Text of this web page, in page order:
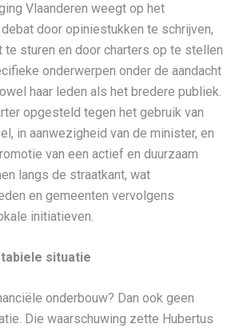
Vlaanderen weegt op het
door opiniestukken te schrijven,
te sturen en door charters op te stellen
onderwerpen onder de aandacht
haar leden als het bredere publiek.
opgesteld tegen het gebruik van
in aanwezigheid van de minister, en
van een actief en duurzaam
langs de straatkant, wat
en gemeenten vervolgens
initiatieven.
situatie
onderbouw? Dan ook geen
Die waarschuwing zette Hubertus